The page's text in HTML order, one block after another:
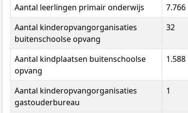
Aantal leerlingen primair onderwijs
7.766
Aantal kinderopvangorganisaties
buitenschoolse opvang
32
Aantal kindplaatsen buitenschoolse
opvang
1.588
Aantal kinderopvangorganisaties
gastouderbureau
1